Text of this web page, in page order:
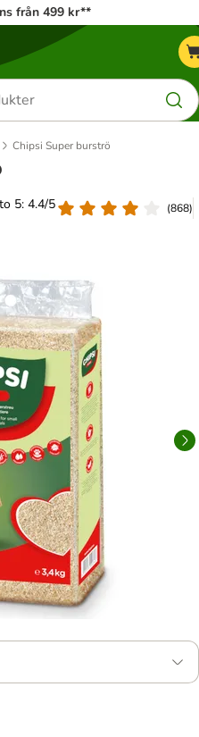
från 499 kr**
Chipsi Super burströ
5: 4.4/5
(868)